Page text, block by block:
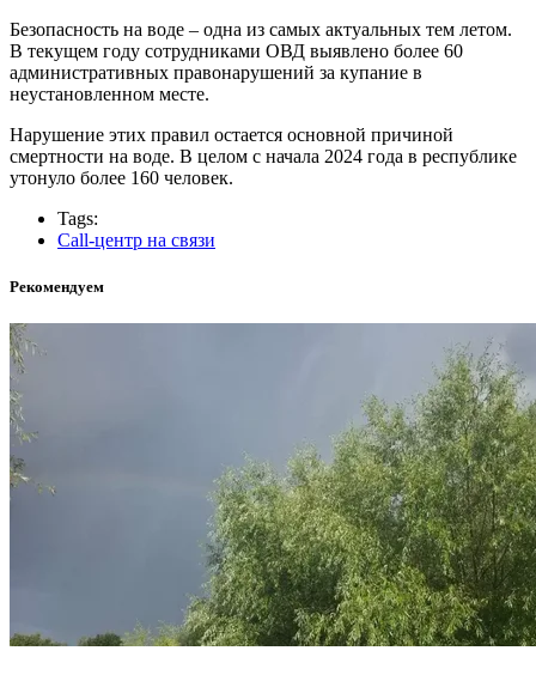
Безопасность на воде – одна из самых актуальных тем летом.
В текущем году сотрудниками ОВД выявлено более 60
административных правонарушений за купание в
неустановленном месте.
Нарушение этих правил остается основной причиной
смертности на воде. В целом с начала 2024 года в республике
утонуло более 160 человек.
Tags:
Call-центр на связи
Рекомендуем